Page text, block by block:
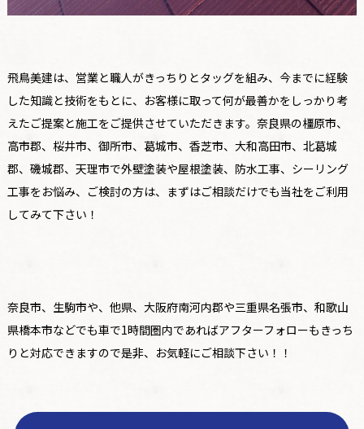
飛鳥美建は、営業と職人がきっちりとタッグを組み、今までに経験
した知識と技術をもとに、お客様に取って何が最善かをしっかり考
えたご提案と施工をご提供させていただきます。奈良県の橿原市、
高市郡、桜井市、御所市、葛城市、香芝市、大和高田市、北葛城
郡、磯城郡、天理市で外壁塗装や屋根塗装、防水工事、シーリング
工事をお悩み、ご検討の方は、まずはご相談だけでも当社をご利用
してみて下さい！
奈良市、生駒市や、他県、大阪府南河内郡や三重県名張市、和歌山
県橋本市などでも車で1時間圏内であればアフターフォローもきっち
りと対応できますので是非、お気軽にご相談下さい！！